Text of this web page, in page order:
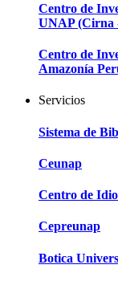
Centro de
UNAP (Cirna
Centro de
Amazonía
Servicios
Sistema de
Ceunap
Centro de
Cepreunap
Botica